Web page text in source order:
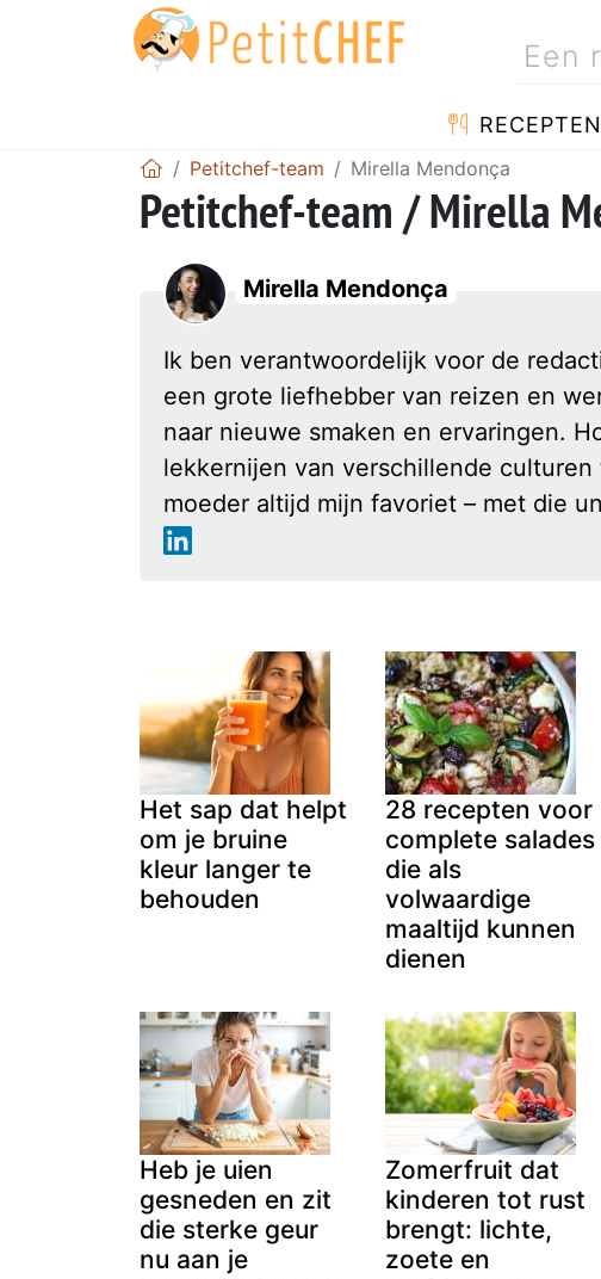
RECEPTEN
Petitchef-team Mirella Mendonça
Petitchef-team / Mirella
Mirella Mendonça
Ik ben verantwoordelijk voor de
een grote liefhebber van reizen en
naar nieuwe smaken en ervaringen.
lekkernijen van verschillende
moeder altijd mijn favoriet – met die
Het sap dat helpt
om je bruine
kleur langer te
behouden
28 recepten voor
complete salades
die als
volwaardige
maaltijd kunnen
dienen
Heb je uien
gesneden en zit
die sterke geur
nu aan je
Zomerfruit dat
kinderen tot rust
brengt: lichte,
zoete en